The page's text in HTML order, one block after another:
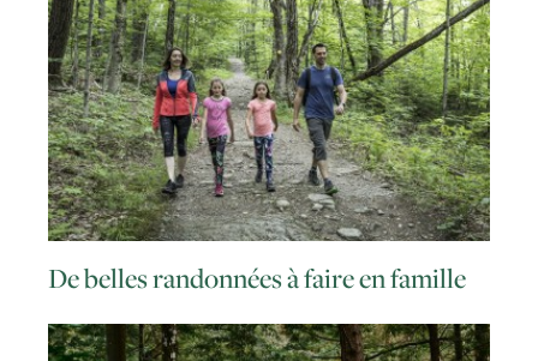
De belles randonnées à faire en famille